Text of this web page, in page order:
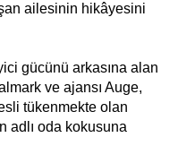
ailesinin hikâyesini
gücünü arkasına alan
ve ajansı Auge,
tükenmekte olan
adlı oda kokusuna